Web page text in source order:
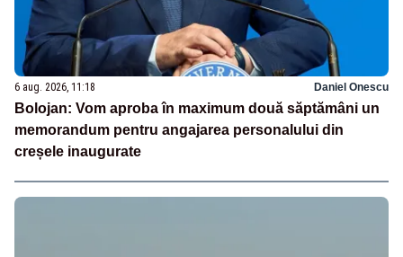
6 aug. 2026, 11:18 Daniel Onescu
Bolojan: Vom aproba în maximum două săptămâni un
memorandum pentru angajarea personalului din
creșele inaugurate